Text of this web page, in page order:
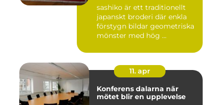
sashiko är ett traditionellt
japanskt broderi där enkla
förstygn bildar geometriska
mönster med hög ...
11. apr
Konferens dalarna när
mötet blir en upplevelse